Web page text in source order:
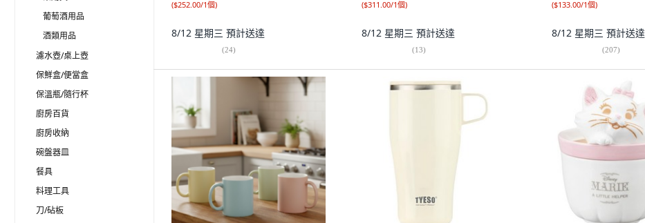
葡萄酒用品
酒類用品
濾水壺/桌上壺
保鮮盒/便當盒
保溫瓶/隨行杯
廚房百貨
廚房收納
碗盤器皿
餐具
料理工具
刀/砧板
($252.00/1個)
8/12 星期三 預計送達
(24)
($311.00/1個)
8/12 星期三 預計送達
(13)
($133.00/1個)
8/12 星期三 預計送達
(207)